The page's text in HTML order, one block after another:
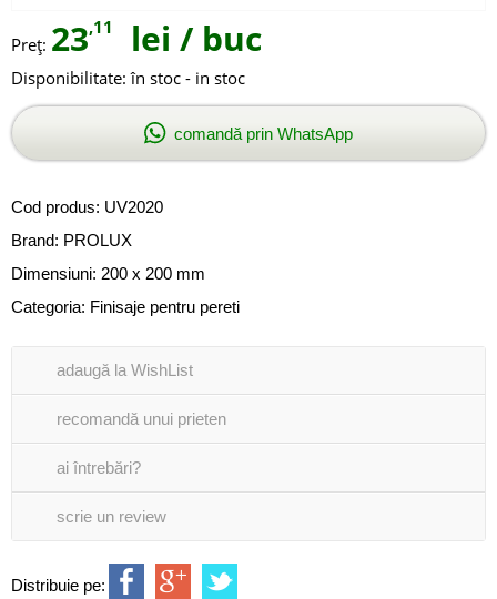
Preţ: 23,11 lei / buc
Disponibilitate: în stoc - in stoc
comandă prin WhatsApp
Cod produs: UV2020
Brand: PROLUX
Dimensiuni: 200 x 200 mm
Categoria: Finisaje pentru pereti
adaugă la WishList
recomandă unui prieten
ai întrebări?
scrie un review
Distribuie pe: